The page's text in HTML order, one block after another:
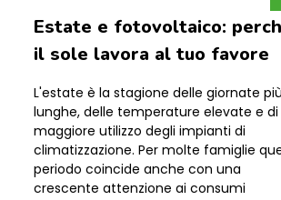
Estate e fotovoltaico:
il sole lavora al tuo favore
L'estate è la stagione delle giornate più
lunghe, delle temperature elevate e di
maggiore utilizzo degli impianti di
climatizzazione. Per molte famiglie
periodo coincide anche con una
crescente attenzione ai consumi